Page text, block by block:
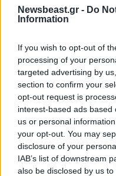
Newsbeast.gr - Do
Information
If you wish to opt-out of
processing of your
targeted advertising by
section to confirm your
opt-out request is
interest-based ads
us or personal
your opt-out. You may
disclosure of your
IAB’s list of downstream
also be disclosed by us
MARKET
Ο